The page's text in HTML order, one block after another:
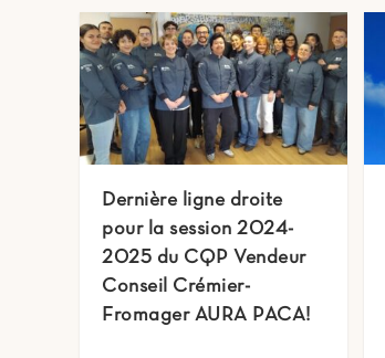
Dernière ligne droite
pour la session 2024-
2025 du CQP Vendeur
Conseil Crémier-
Fromager AURA PACA!